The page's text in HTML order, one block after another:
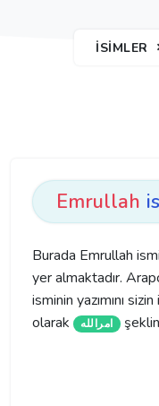
İSIMLER
Emrullah
Burada Emrullah
yer almaktadır.
isminin yazımını sizin
olarak
امرالله